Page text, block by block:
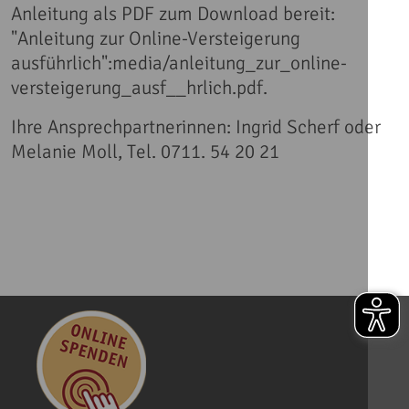
Anleitung als PDF zum Download bereit:
"Anleitung zur Online-Versteigerung
ausführlich":media/anleitung_zur_online-
versteigerung_ausf__hrlich.pdf.
Ihre Ansprechpartnerinnen: Ingrid Scherf oder
Melanie Moll, Tel. 0711. 54 20 21